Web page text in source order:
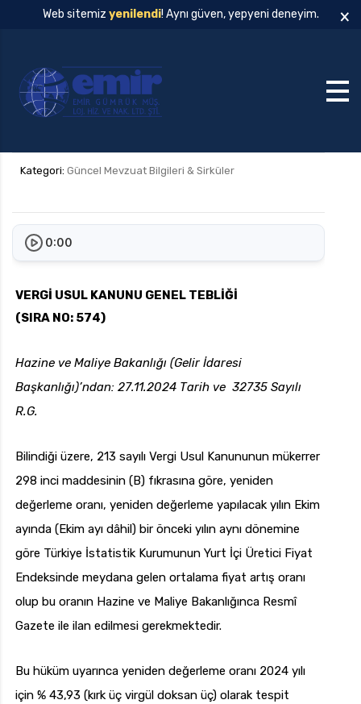
Web sitemiz yenilendi! Aynı güven, yepyeni deneyim. ×
Kategori: Güncel Mevzuat Bilgileri & Sirküler
0:00
VERGİ USUL KANUNU GENEL TEBLİĞİ
(SIRA NO: 574)
Hazine ve Maliye Bakanlığı (Gelir İdaresi
Başkanlığı)’ndan: 27.11.2024 Tarih ve 32735 Sayılı
R.G.
Bilindiği üzere, 213 sayılı Vergi Usul Kanununun mükerrer
298 inci maddesinin (B) fıkrasına göre, yeniden
değerleme oranı, yeniden değerleme yapılacak yılın Ekim
ayında (Ekim ayı dâhil) bir önceki yılın aynı dönemine
göre Türkiye İstatistik Kurumunun Yurt İçi Üretici Fiyat
Endeksinde meydana gelen ortalama fiyat artış oranı
olup bu oranın Hazine ve Maliye Bakanlığınca Resmî
Gazete ile ilan edilmesi gerekmektedir.
Bu hüküm uyarınca yeniden değerleme oranı 2024 yılı
için % 43,93 (kırk üç virgül doksan üç) olarak tespit